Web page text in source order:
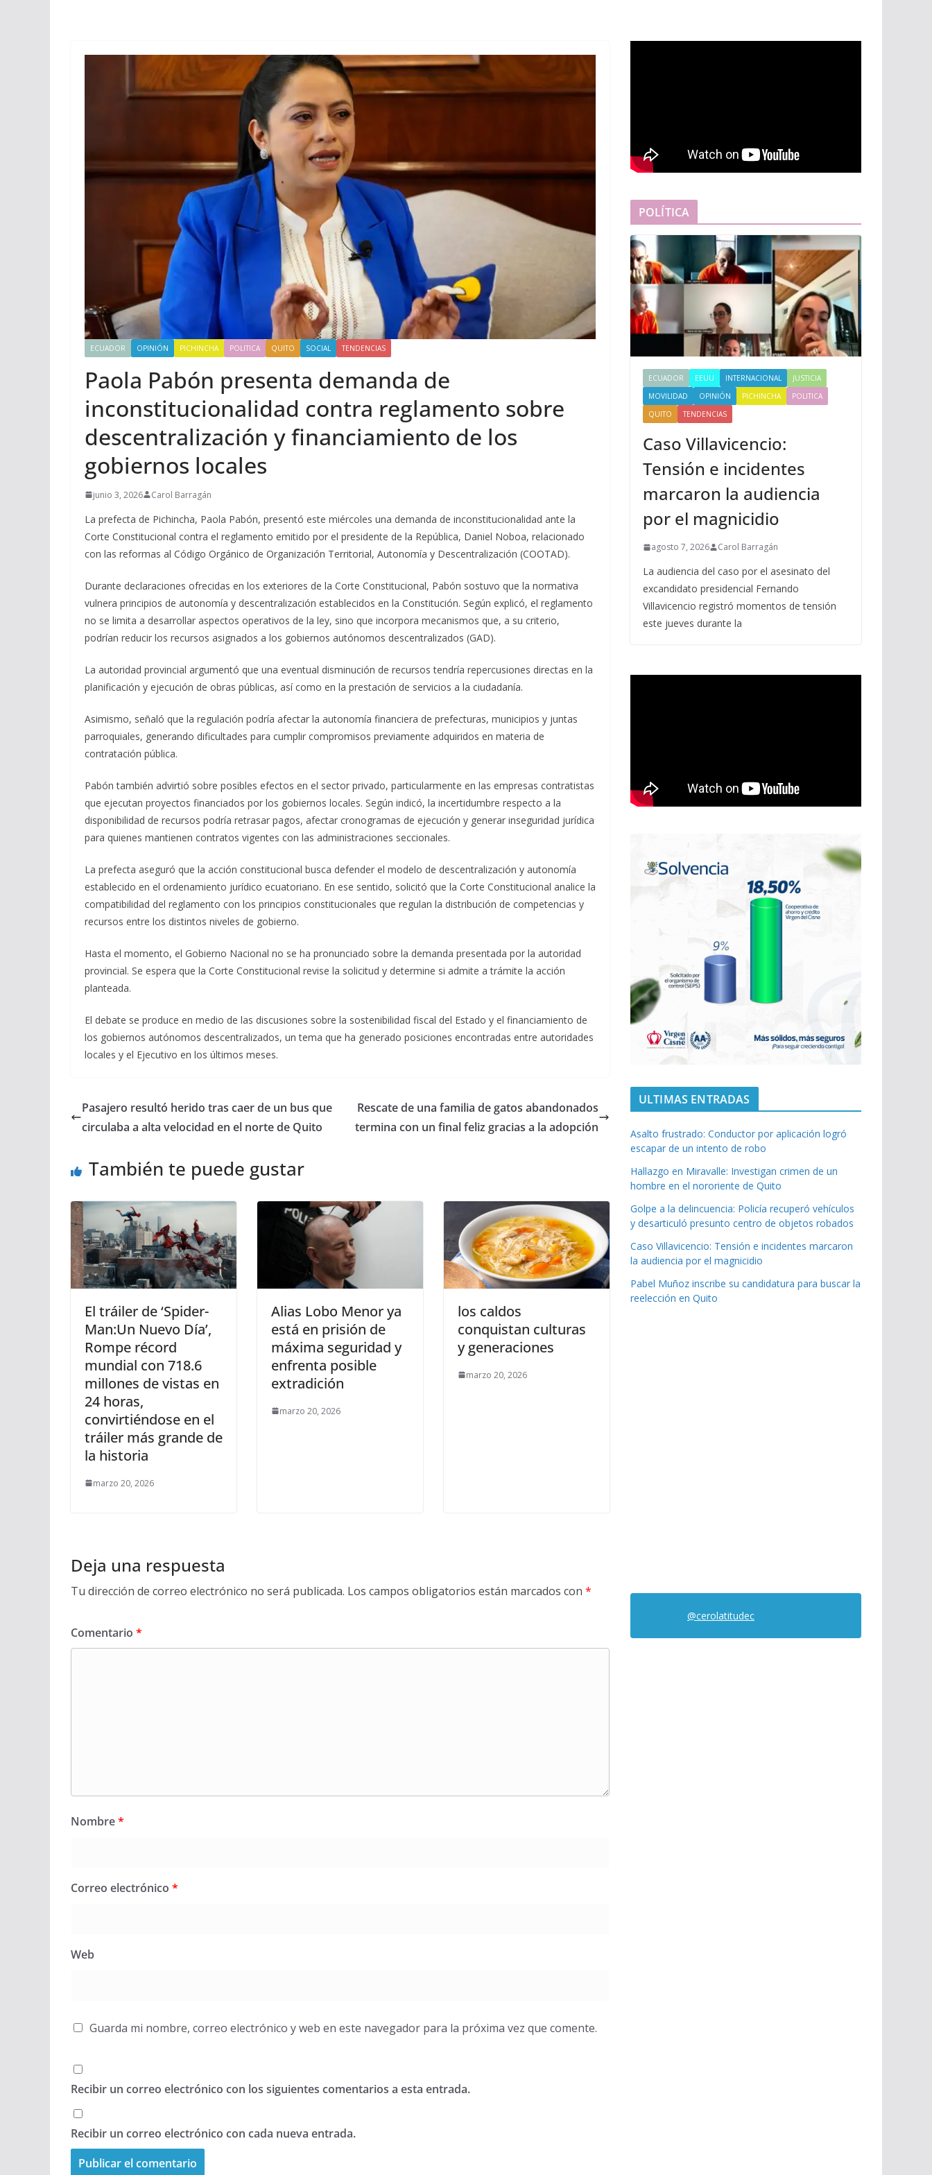
ECUADOR OPINIÓN PICHINCHA POLITICA QUITO SOCIAL TENDENCIAS
Paola Pabón presenta demanda de
inconstitucionalidad contra reglamento sobre
descentralización y financiamiento de los
gobiernos locales
junio 3, 2026 Carol Barragán
La prefecta de Pichincha, Paola Pabón, presentó este miércoles una demanda de inconstitucionalidad ante la
Corte Constitucional contra el reglamento emitido por el presidente de la República, Daniel Noboa, relacionado
con las reformas al Código Orgánico de Organización Territorial, Autonomía y Descentralización (COOTAD).
Durante declaraciones ofrecidas en los exteriores de la Corte Constitucional, Pabón sostuvo que la normativa
vulnera principios de autonomía y descentralización establecidos en la Constitución. Según explicó, el reglamento
no se limita a desarrollar aspectos operativos de la ley, sino que incorpora mecanismos que, a su criterio,
podrían reducir los recursos asignados a los gobiernos autónomos descentralizados (GAD).
La autoridad provincial argumentó que una eventual disminución de recursos tendría repercusiones directas en la
planificación y ejecución de obras públicas, así como en la prestación de servicios a la ciudadanía.
Asimismo, señaló que la regulación podría afectar la autonomía financiera de prefecturas, municipios y juntas
parroquiales, generando dificultades para cumplir compromisos previamente adquiridos en materia de
contratación pública.
Pabón también advirtió sobre posibles efectos en el sector privado, particularmente en las empresas contratistas
que ejecutan proyectos financiados por los gobiernos locales. Según indicó, la incertidumbre respecto a la
disponibilidad de recursos podría retrasar pagos, afectar cronogramas de ejecución y generar inseguridad jurídica
para quienes mantienen contratos vigentes con las administraciones seccionales.
La prefecta aseguró que la acción constitucional busca defender el modelo de descentralización y autonomía
establecido en el ordenamiento jurídico ecuatoriano. En ese sentido, solicitó que la Corte Constitucional analice la
compatibilidad del reglamento con los principios constitucionales que regulan la distribución de competencias y
recursos entre los distintos niveles de gobierno.
Hasta el momento, el Gobierno Nacional no se ha pronunciado sobre la demanda presentada por la autoridad
provincial. Se espera que la Corte Constitucional revise la solicitud y determine si admite a trámite la acción
planteada.
El debate se produce en medio de las discusiones sobre la sostenibilidad fiscal del Estado y el financiamiento de
los gobiernos autónomos descentralizados, un tema que ha generado posiciones encontradas entre autoridades
locales y el Ejecutivo en los últimos meses.
Pasajero resultó herido tras caer de un bus que
circulaba a alta velocidad en el norte de Quito
Rescate de una familia de gatos abandonados
termina con un final feliz gracias a la adopción
También te puede gustar
El tráiler de ‘Spider-
Man:Un Nuevo Día’,
Rompe récord
mundial con 718.6
millones de vistas en
24 horas,
convirtiéndose en el
tráiler más grande de
la historia
marzo 20, 2026
Alias Lobo Menor ya
está en prisión de
máxima seguridad y
enfrenta posible
extradición
marzo 20, 2026
los caldos
conquistan culturas
y generaciones
marzo 20, 2026
Deja una respuesta
Tu dirección de correo electrónico no será publicada. Los campos obligatorios están marcados con *
Comentario *
Nombre*
Correo electrónico *
Web
Guarda mi nombre, correo electrónico y web en este navegador para la próxima vez que comente.
Recibir un correo electrónico con los siguientes comentarios a esta entrada.
Recibir un correo electrónico con cada nueva entrada.
POLÍTICA
ECUADOR EEUU INTERNACIONAL
JUSTICIA
MOVILIDAD
OPINIÓN PICHINCHA
POLITICA
QUITO
TENDENCIAS
Caso Villavicencio:
Tensión e incidentes
marcaron la audiencia
por el magnicidio
agosto 7, 2026 Carol Barragán
La audiencia del caso por el asesinato del
excandidato presidencial Fernando
Villavicencio registró momentos de tensión
este jueves durante la
ULTIMAS ENTRADAS
Asalto frustrado: Conductor por aplicación logró
escapar de un intento de robo
Hallazgo en Miravalle: Investigan crimen de un
hombre en el nororiente de Quito
Golpe a la delincuencia: Policía recuperó vehículos
y desarticuló presunto centro de objetos robados
Caso Villavicencio: Tensión e incidentes marcaron
la audiencia por el magnicidio
Pabel Muñoz inscribe su candidatura para buscar la
reelección en Quito
@cerolatitudec